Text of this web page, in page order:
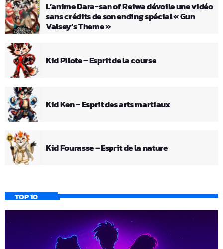
L’anime Dara-san of Reiwa dévoile une vidéo
sans crédits de son ending spécial « Gun
Valsey’s Theme »
Kid Pilote – Esprit de la course
Kid Ken – Esprit des arts martiaux
Kid Fourasse – Esprit de la nature
TOP 10